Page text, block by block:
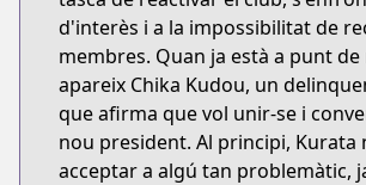
d'interès i a la impossibilitat de
membres. Quan ja està a punt
apareix Chika Kudou, un
que afirma que vol unir-se i
nou president. Al principi, Kurata
acceptar a algú tan problemàtic,